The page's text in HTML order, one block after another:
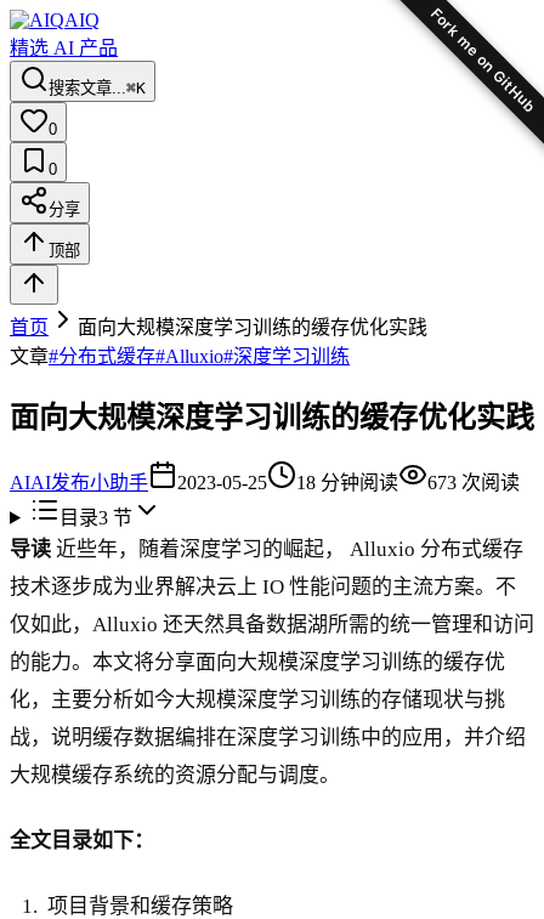
Fork me on GitHub
AIQ
精选 AI 产品
搜索文章...⌘K
0
0
分享
顶部
首页
面向大规模深度学习训练的缓存优化实践
文章#分布式缓存#Alluxio#深度学习训练
面向大规模深度学习训练的缓存优化实践
AIAI发布小助手 2023-05-25 18 分钟阅读 673 次阅读
目录3节
导读 近些年，随着深度学习的崛起， Alluxio 分布式缓存
技术逐步成为业界解决云上 IO 性能问题的主流方案。不
仅如此，Alluxio 还天然具备数据湖所需的统一管理和访问
的能力。本文将分享面向大规模深度学习训练的缓存优
化，主要分析如今大规模深度学习训练的存储现状与挑
战，说明缓存数据编排在深度学习训练中的应用，并介绍
大规模缓存系统的资源分配与调度。
全文目录如下：
项目背景和缓存策略